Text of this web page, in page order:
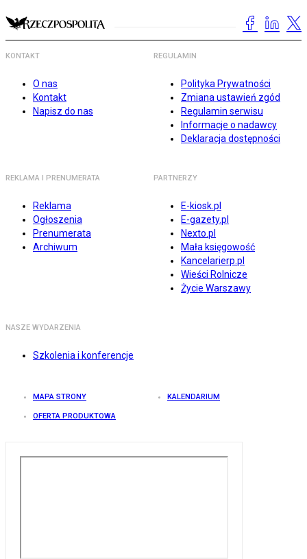
KONTAKT
O nas
Kontakt
Napisz do nas
REGULAMIN
Polityka Prywatności
Zmiana ustawień zgód
Regulamin serwisu
Informacje o nadawcy
Deklaracja dostępności
REKLAMA I PRENUMERATA
Reklama
Ogłoszenia
Prenumerata
Archiwum
PARTNERZY
E-kiosk.pl
E-gazety.pl
Nexto.pl
Mała księgowość
Kancelarierp.pl
Wieści Rolnicze
Życie Warszawy
NASZE WYDARZENIA
Szkolenia i konferencje
MAPA STRONY KALENDARIUM
OFERTA PRODUKTOWA